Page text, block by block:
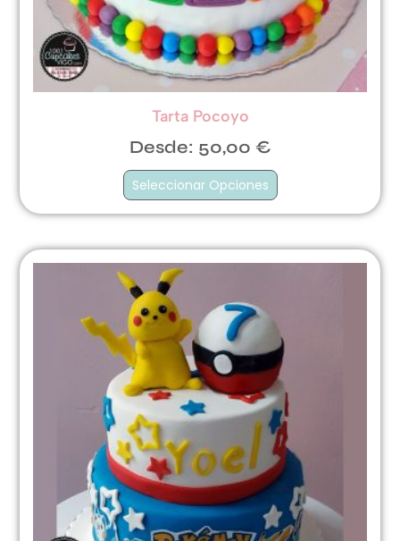
Tarta Pocoyo
Desde: 50,00 €
Seleccionar Opciones